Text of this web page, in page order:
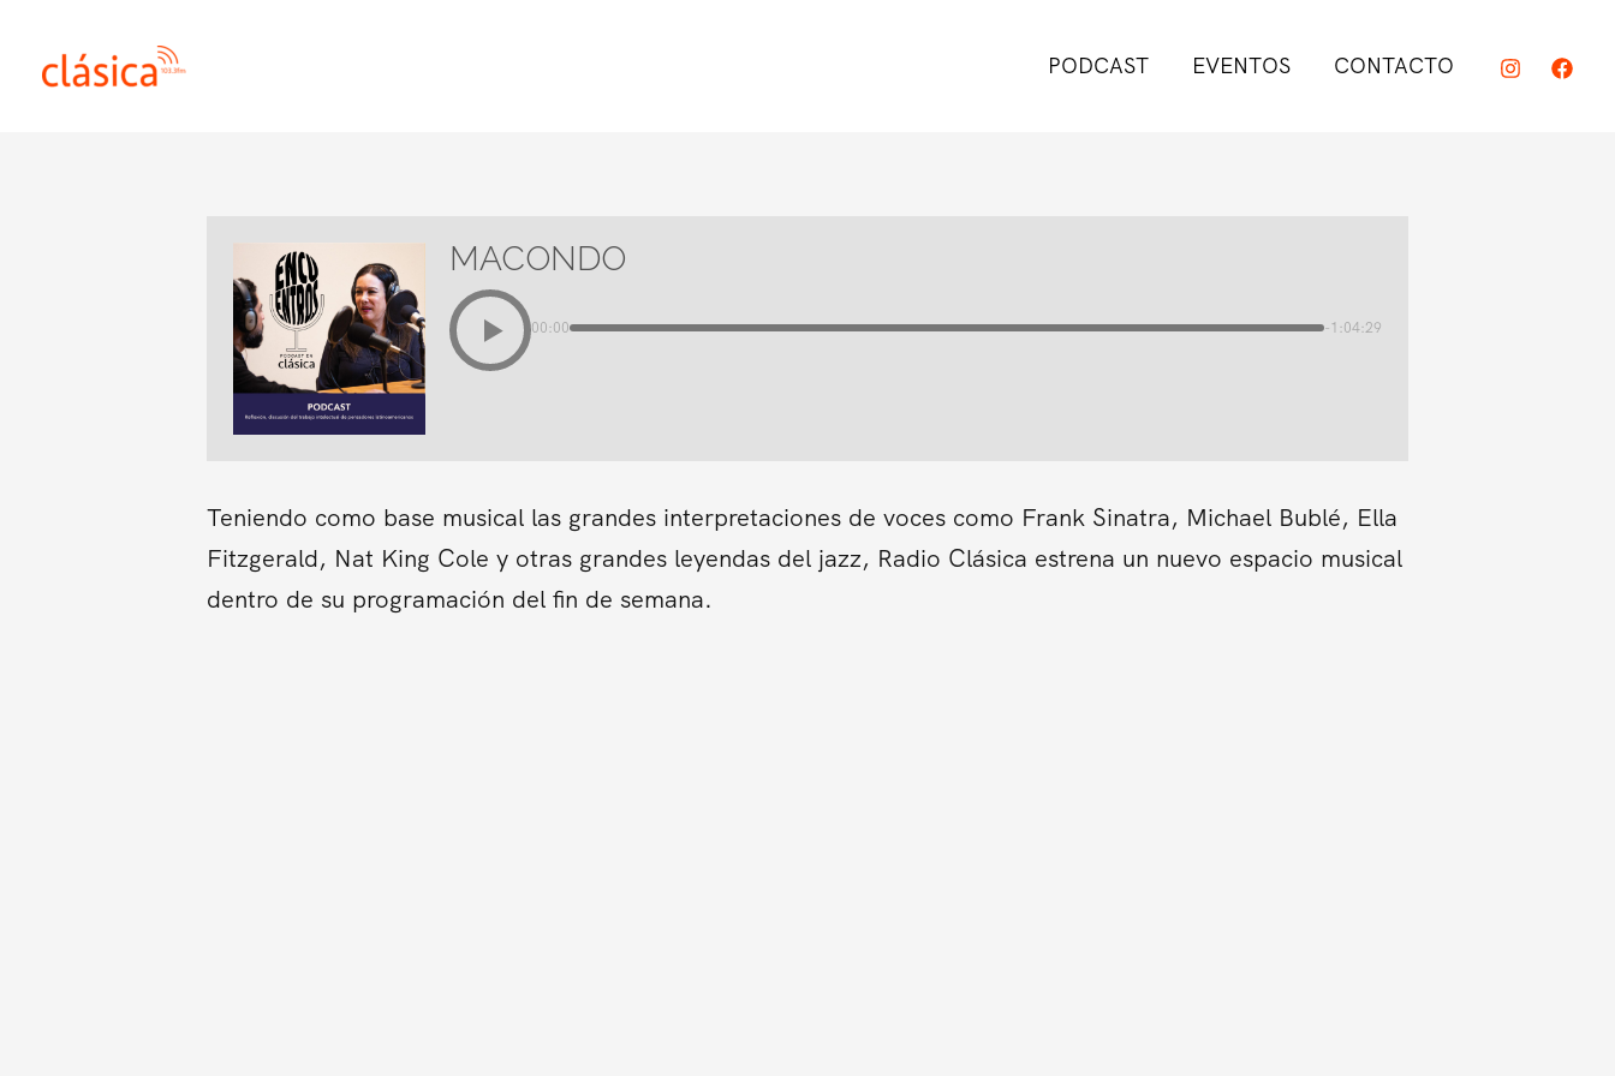
contenido
PODCAST EVENTOS CONTACTO
MACONDO
00:00 -1:04:29
Teniendo como base musical las grandes interpretaciones de voces como Frank Sinatra, Michael Bublé, Ella
Fitzgerald, Nat King Cole y otras grandes leyendas del jazz, Radio Clásica estrena un nuevo espacio musical
dentro de su programación del fin de semana.